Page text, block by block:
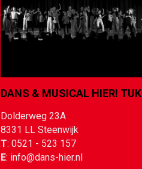
DANS & MUSICAL HIER! TUK
Dolderweg 23A
8331 LL Steenwijk
T: 0521 - 523 157
E: info@dans-hier.nl